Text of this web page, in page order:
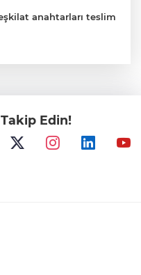
anahtarları teslim
oldu!
bulundu hayatını
Edin!